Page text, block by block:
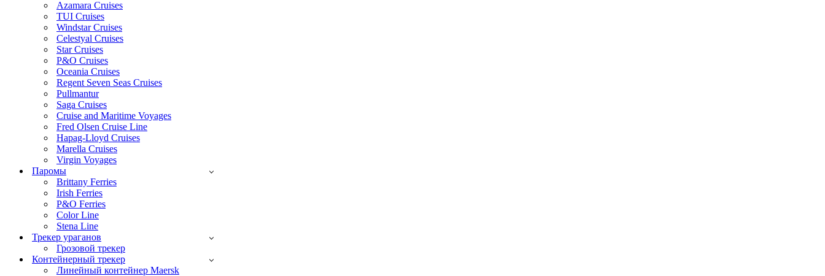
Azamara Cruises
TUI Cruises
Windstar Cruises
Celestyal Cruises
Star Cruises
P&O Cruises
Oceania Cruises
Regent Seven Seas Cruises
Pullmantur
Saga Cruises
Cruise and Maritime Voyages
Fred Olsen Cruise Line
Hapag-Lloyd Cruises
Marella Cruises
Virgin Voyages
Паромы
Brittany Ferries
Irish Ferries
P&O Ferries
Color Line
Stena Line
Трекер ураганов
Грозовой трекер
Контейнерный трекер
Линейный контейнер Maersk